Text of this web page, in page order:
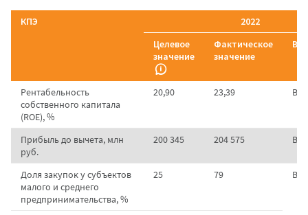
КПЭ
2022
Целевое
значение
Фактическое
значение
Рентабельность
собственного капитала
(ROE), %
20,90 23,39
Прибыль до вычета, млн
руб.
200 345 204 575
Доля закупок у субъектов
малого и среднего
предпринимательства, %
25 79